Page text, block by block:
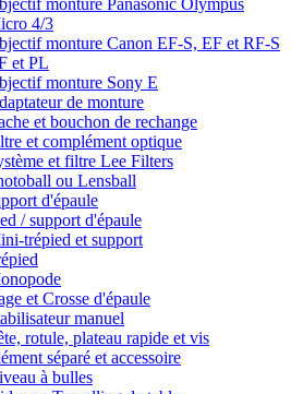
monture Panasonic Olympus
4/3
monture Canon EF-S, EF et RF-S
et PL
monture Sony E
de monture
et bouchon de rechange
et complément optique
et filtre Lee Filters
ou Lensball
d'épaule
/ support d'épaule
trépied et support
et Crosse d'épaule
manuel
rotule, plateau rapide et vis
séparé et accessoire
à bulles